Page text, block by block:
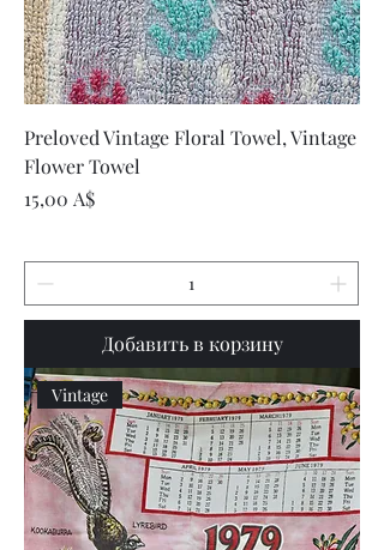
Preloved Vintage Floral Towel, Vintage
Flower Towel
Цена
15,00 A$
Добавить в корзину
Vintage